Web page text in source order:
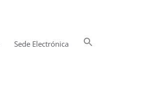
Sede Electrónica